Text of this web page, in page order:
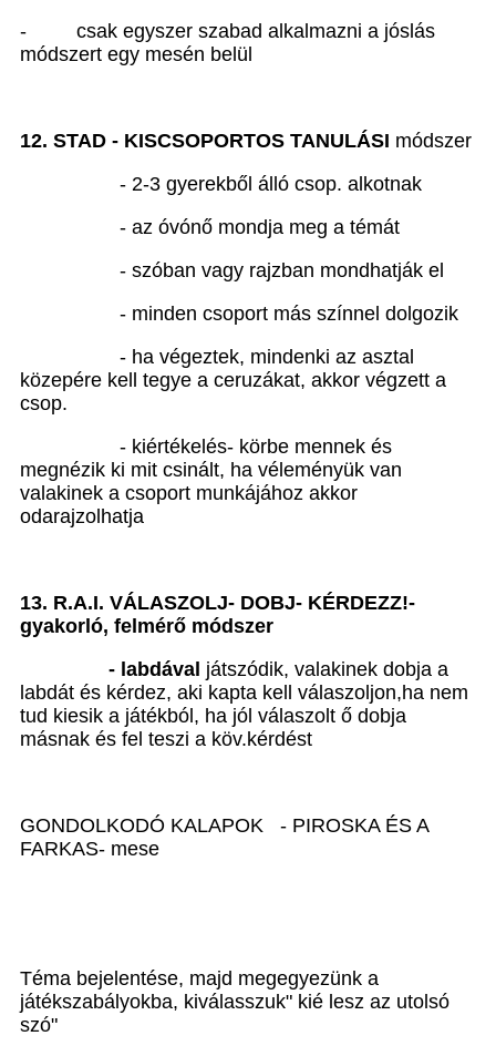
- csak egyszer szabad alkalmazni a jóslás
módszert egy mesén belül
12. STAD - KISCSOPORTOS TANULÁSI módszer
- 2-3 gyerekből álló csop. alkotnak
- az óvónő mondja meg a témát
- szóban vagy rajzban mondhatják el
- minden csoport más színnel dolgozik
- ha végeztek, mindenki az asztal
közepére kell tegye a ceruzákat, akkor végzett a
csop.
- kiértékelés- körbe mennek és
megnézik ki mit csinált, ha véleményük van
valakinek a csoport munkájához akkor
odarajzolhatja
13. R.A.I. VÁLASZOLJ- DOBJ- KÉRDEZZ!-
gyakorló, felmérő módszer
- labdával játszódik, valakinek dobja a
labdát és kérdez, aki kapta kell válaszoljon,ha nem
tud kiesik a játékból, ha jól válaszolt ő dobja
másnak és fel teszi a köv.kérdést
GONDOLKODÓ KALAPOK - PIROSKA ÉS A
FARKAS- mese
Téma bejelentése, majd megegyezünk a
játékszabályokba, kiválasszuk" kié lesz az utolsó
szó"